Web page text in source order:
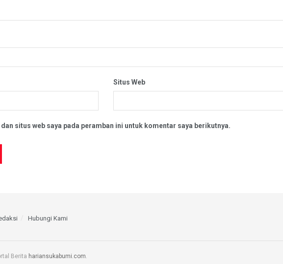
Situs Web
situs web saya pada peramban ini untuk komentar saya berikutnya.
Hubungi Kami
Berita hariansukabumi.com